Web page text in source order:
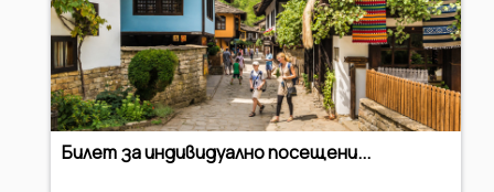
Билет за индивидуално посещени...